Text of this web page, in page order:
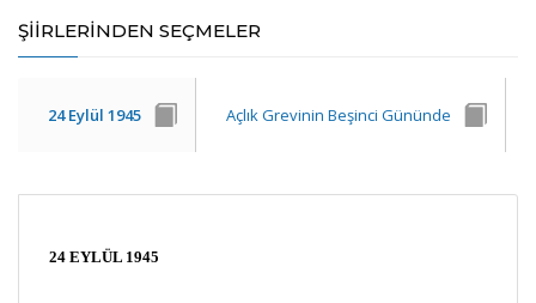
ŞİİRLERİNDEN SEÇMELER
24 Eylül 1945 Açlık Grevinin Beşinci Gününde
24 EYLÜL 1945